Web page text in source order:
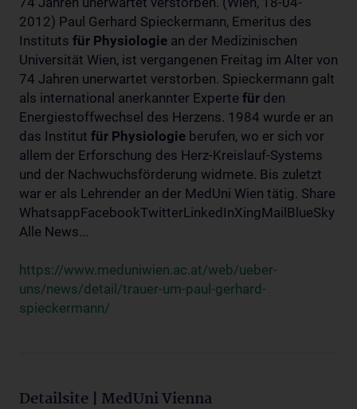
2012) Paul Gerhard Spieckermann, Emeritus des
Instituts für Physiologie an der Medizinischen
Universität Wien, ist vergangenen Freitag im Alter von
74 Jahren unerwartet verstorben. Spieckermann galt
als international anerkannter Experte für den
Energiestoffwechsel des Herzens. 1984 wurde er an
das Institut für Physiologie berufen, wo er sich vor
allem der Erforschung des Herz-Kreislauf-Systems
und der Nachwuchsförderung widmete. Bis zuletzt
war er als Lehrender an der MedUni Wien tätig. Share
WhatsappFacebookTwitterLinkedInXingMailBlueSky
Alle News...
https://www.meduniwien.ac.at/web/ueber-
uns/news/detail/trauer-um-paul-gerhard-
spieckermann/
Detailsite | MedUni Vienna